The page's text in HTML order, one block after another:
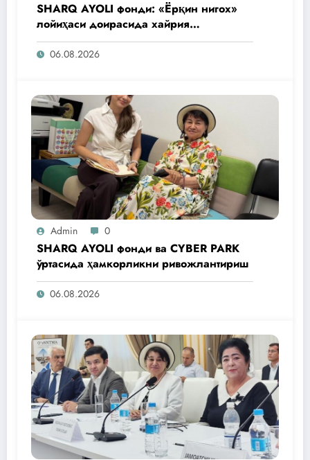
SHARQ AYOLI фонди: «Ёрқин нигох»
лойиҳаси доирасида хайрия
операциялари ўтказилади
06.08.2026
Admin 0
SHARQ AYOLI фонди ва CYBER PARK
ўртасида ҳамкорликни ривожлантириш
06.08.2026